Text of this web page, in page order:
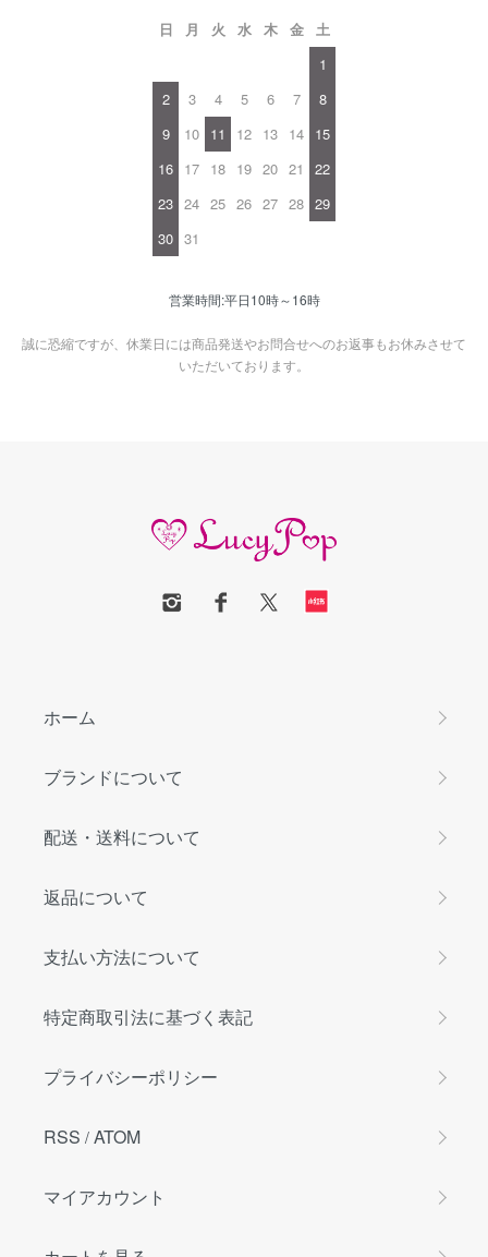
日 月 火 水 木 金
土
1
2
3 4 5 6 7
8
9
10 11 12 13 14 15
16 17 18 19 20 21
22
23 24 25 26 27 28 29
30 31
営業時間:平日10時～16時
誠に恐縮ですが、休業日には商品発送やお問合せへのお返事もお休みさせて
いただいております。
ホーム
ブランドについて
配送・送料について
返品について
支払い方法について
特定商取引法に基づく表記
プライバシーポリシー
RSS / ATOM
マイアカウント